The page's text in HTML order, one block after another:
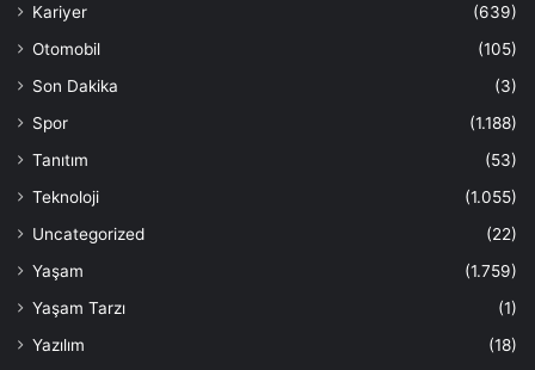
Kariyer
(639)
Otomobil
(105)
Son Dakika
(3)
Spor
(1.188)
Tanıtım
(53)
Teknoloji
(1.055)
Uncategorized
(22)
Yaşam
(1.759)
Yaşam Tarzı
(1)
Yazılım
(18)